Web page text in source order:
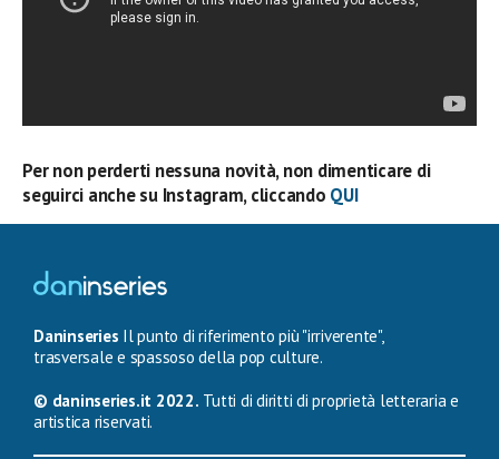
Per non perderti nessuna novità, non dimenticare di
seguirci anche su Instagram, cliccando QUI
Daninseries Il punto di riferimento più "irriverente",
trasversale e spassoso della pop culture.
© daninseries.it 2022. Tutti di diritti di proprietà letteraria e
artistica riservati.